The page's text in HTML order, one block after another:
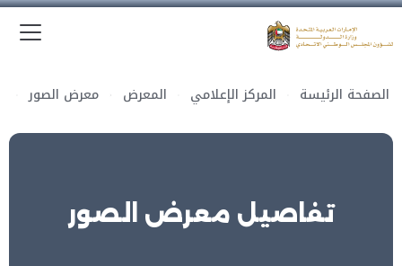
الصفحة الرئيسة المركز الإعلامي المعرض معرض الصور
تفاصيل معرض الصور